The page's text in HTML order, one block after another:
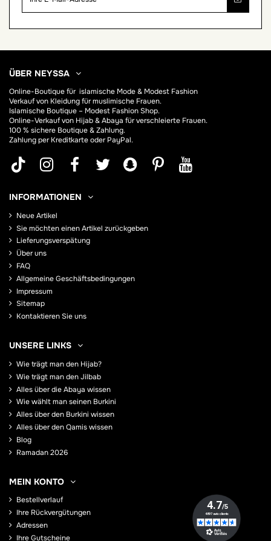
ÜBER NEYSSA
Online-Boutique für islamische Mode & Modest Fashion
Verkauf von Kleidung für muslimische Frauen.
Islamische Boutique – Modest Fashion Shop.
Online-Verkauf von Hijab &Abaya für verschleierte Frauen.
100 % sichere Boutique & Zahlung.
Zahlung per Kreditkarte oder PayPal.
INFORMATIONEN
Neue Artikel
Sie möchten einen Artikel zurückgeben
Lieferungsverspätung
Über uns
FAQ
Allgemeine Geschäftsbedingungen
Impressum
Sitemap
Kontaktieren Sie uns
UNSERE LINKS
Wie trägt man den Hijab?
Wie trägt man den Jilbab
Alles über die Abaya wissen
Wie wählt man seinen Burkini
Alles über den Burkini wissen
Alles über den Qamis wissen
Blog
Ramadan 2026
MEIN KONTO
Bestellverlauf
Ihre Rückvergütungen
Adressen
Ihre Gutscheine